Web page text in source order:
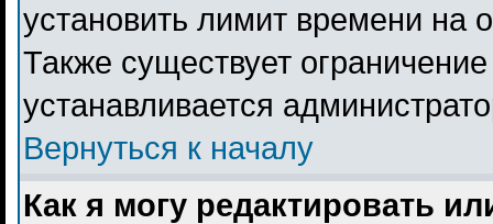
установить лимит времени на
Также существует
устанавливается
Вернуться к началу
Как я могу редактировать